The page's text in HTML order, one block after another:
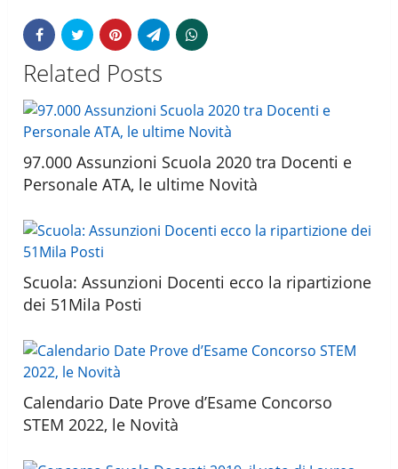
Related Posts
97.000 Assunzioni Scuola 2020 tra Docenti e
Personale ATA, le ultime Novità
Scuola: Assunzioni Docenti ecco la ripartizione
dei 51Mila Posti
Calendario Date Prove d’Esame Concorso
STEM 2022, le Novità